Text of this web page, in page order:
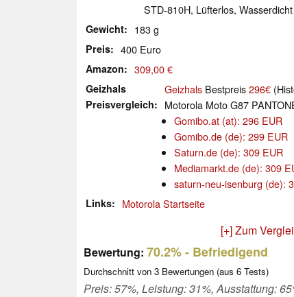
STD-810H, Lüfterlos, Wasserdicht
Gewicht 183 g
Preis 400 Euro
Amazon 309,00 €
Geizhals
Preisvergleich
Geizhals Bestpreis296€
Motorola Moto G87
Gomibo.at (at): 296 EUR
Gomibo.de (de): 299 EUR
Saturn.de (de): 309 EUR
Mediamarkt.de (de): 309
saturn-neu-isenburg (de):
Links Motorola Startseite
[+] Zum
Bewertung: 70.2%- Befriedigend
Durchschnitt von 3 Bewertungen (aus 6 Tests)
Preis: 57%, Leistung: 31%, Ausstattung: